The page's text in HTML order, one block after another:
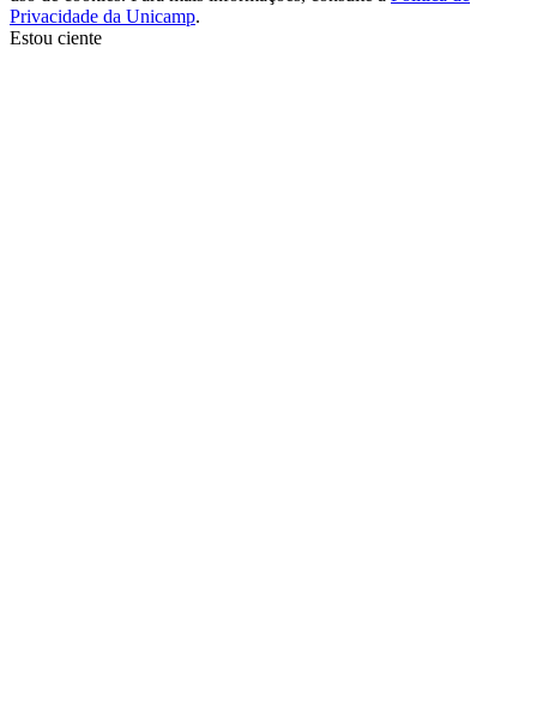
Privacidade da Unicamp.
Estou ciente